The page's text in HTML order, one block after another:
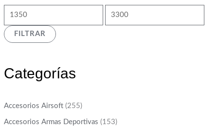
FILTRAR
Categorías
Accesorios Airsoft (255)
Accesorios Armas Deportivas (153)